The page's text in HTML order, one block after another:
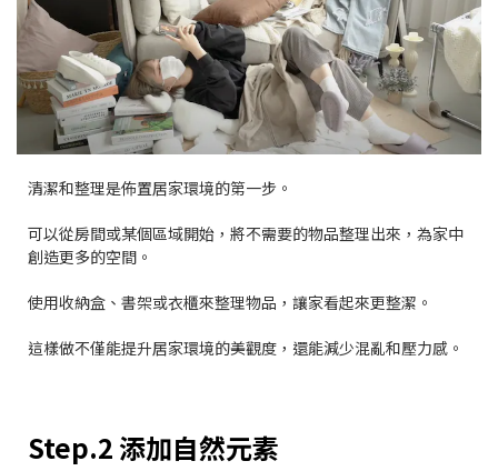
清潔和整理是佈置居家環境的第一步。
可以從房間或某個區域開始，將不需要的物品整理出來，為家中
創造更多的空間。
使用收納盒、書架或衣櫃來整理物品，讓家看起來更整潔。
這樣做不僅能提升居家環境的美觀度，還能減少混亂和壓力感。
Step.2 添加自然元素